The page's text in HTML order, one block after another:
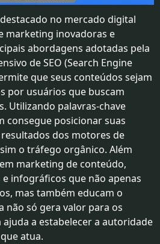
no mercado digital
marketing inovadoras e
abordagens adotadas pela
de SEO (Search Engine
que seus conteúdos sejam
por usuários que buscam
Utilizando palavras-chave
consegue posicionar suas
dos motores de
o tráfego orgânico. Além
marketing de conteúdo,
infográficos que não apenas
mas também educam o
não só gera valor para os
a estabelecer a autoridade
atua.